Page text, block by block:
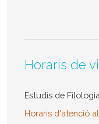
Horaris de
Estudis de
Horaris d'atenció